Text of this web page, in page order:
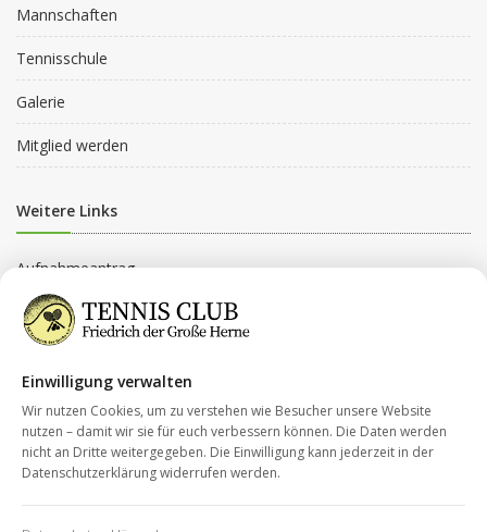
Mannschaften
Tennisschule
Galerie
Mitglied werden
Weitere Links
Aufnahmeantrag
Beitragsordnung
Kontakt
Einwilligung verwalten
Wir nutzen Cookies, um zu verstehen wie Besucher unsere Website
nutzen – damit wir sie für euch verbessern können. Die Daten werden
nicht an Dritte weitergegeben. Die Einwilligung kann jederzeit in der
Datenschutzerklärung widerrufen werden.